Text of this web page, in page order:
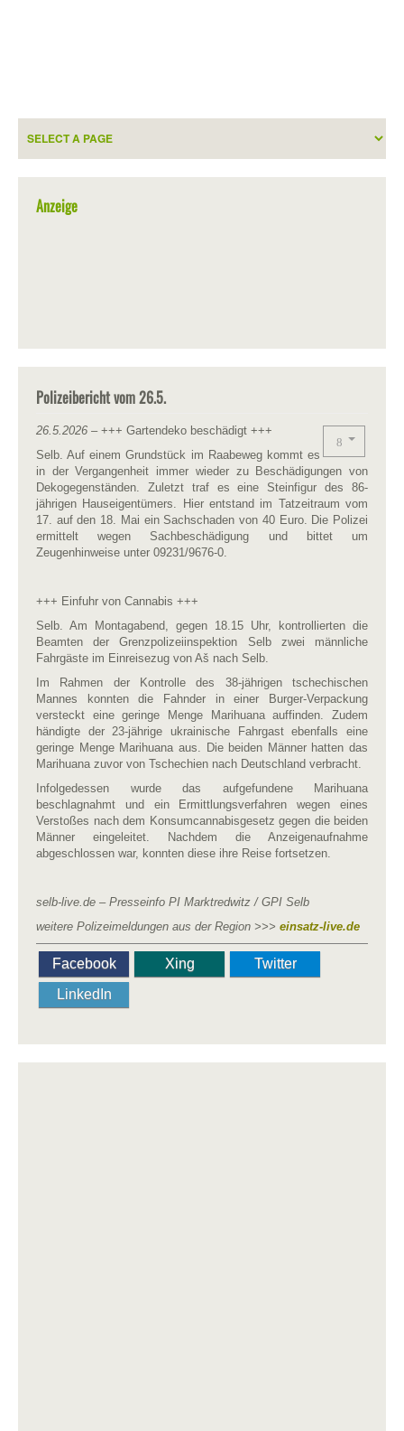
Anzeige
Polizeibericht vom 26.5.
26.5.2026 –+++ Gartendeko beschädigt +++
Selb. Auf einem Grundstück im Raabeweg kommt es
in der Vergangenheit immer wieder zu Beschädigungen von
Dekogegenständen. Zuletzt traf es eine Steinfigur des 86-
jährigen Hauseigentümers. Hier entstand im Tatzeitraum vom
17. auf den 18. Mai ein Sachschaden von 40 Euro. Die Polizei
ermittelt wegen Sachbeschädigung und bittet um
Zeugenhinweise unter 09231/9676-0.
+++ Einfuhr von Cannabis +++
Selb. Am Montagabend, gegen 18.15 Uhr, kontrollierten die
Beamten der Grenzpolizeiinspektion Selb zwei männliche
Fahrgäste im Einreisezug von Aš nach Selb.
Im Rahmen der Kontrolle des 38-jährigen tschechischen
Mannes konnten die Fahnder in einer Burger-Verpackung
versteckt eine geringe Menge Marihuana auffinden. Zudem
händigte der 23-jährige ukrainische Fahrgast ebenfalls eine
geringe Menge Marihuana aus. Die beiden Männer hatten das
Marihuana zuvor von Tschechien nach Deutschland verbracht.
Infolgedessen wurde das aufgefundene Marihuana
beschlagnahmt und ein Ermittlungsverfahren wegen eines
Verstoßes nach dem Konsumcannabisgesetz gegen die beiden
Männer eingeleitet. Nachdem die Anzeigenaufnahme
abgeschlossen war, konnten diese ihre Reise fortsetzen.
selb-live.de – Presseinfo PI Marktredwitz / GPI Selb
weitere Polizeimeldungen aus der Region >>> einsatz-live.de
Facebook Xing
Twitter
LinkedIn